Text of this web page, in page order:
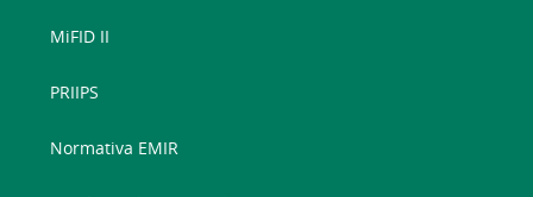
MiFID II
PRIIPS
Normativa EMIR